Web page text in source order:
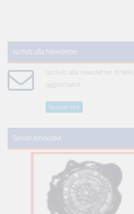
Iscriviti alla Newsletter
Iscriviti alla newsletter di
aggiornato!
Iscriviti ora
Servizi innovativi